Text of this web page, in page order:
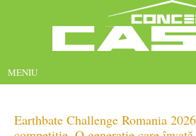
Earthbate Challenge Romania